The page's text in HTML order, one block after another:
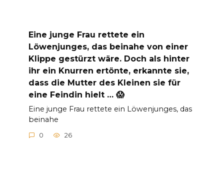
Eine junge Frau rettete ein
Löwenjunges, das beinahe von einer
Klippe gestürzt wäre. Doch als hinter
ihr ein Knurren ertönte, erkannte sie,
dass die Mutter des Kleinen sie für
eine Feindin hielt … 😱
Eine junge Frau rettete ein Löwenjunges, das
beinahe
0 26